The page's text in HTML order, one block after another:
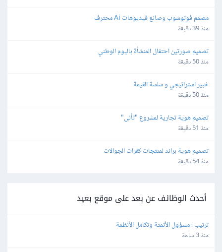
مصمم فوتوشوب وصانع فيديوهات Ai محترف
منذ 39 دقيقة
تصميم صورتين احتفال المنشأة باليوم الوطني
منذ 50 دقيقة
خبير استراتيجي و سلسة القيمة
منذ 50 دقيقة
تصميم هوية تجارية لمشروع "تأنى"
منذ 51 دقيقة
تصميم هوية براند لمنتجات كفرات الجوالات
منذ 54 دقيقة
أحدث الوظائف عن بعد على موقع بعيد
ترتيب : مسؤول الأتمتة وتكامل الأنظمة
منذ 3 ساعة